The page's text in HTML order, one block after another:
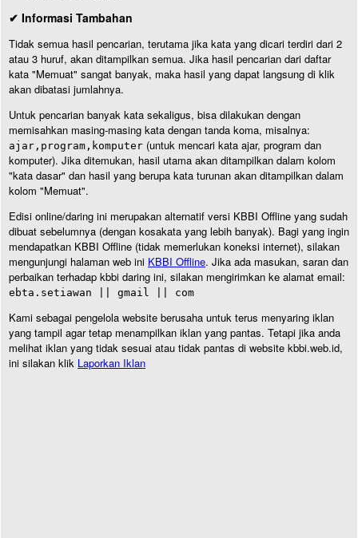
✔ Informasi Tambahan
Tidak semua hasil pencarian, terutama jika kata yang dicari terdiri dari 2
atau 3 huruf, akan ditampilkan semua. Jika hasil pencarian dari daftar
kata "Memuat" sangat banyak, maka hasil yang dapat langsung di klik
akan dibatasi jumlahnya.
Untuk pencarian banyak kata sekaligus, bisa dilakukan dengan
memisahkan masing-masing kata dengan tanda koma, misalnya:
ajar,program,komputer (untuk mencari kata ajar, program dan
komputer). Jika ditemukan, hasil utama akan ditampilkan dalam kolom
"kata dasar" dan hasil yang berupa kata turunan akan ditampilkan dalam
kolom "Memuat".
Edisi online/daring ini merupakan alternatif versi KBBI Offline yang sudah
dibuat sebelumnya (dengan kosakata yang lebih banyak). Bagi yang ingin
mendapatkan KBBI Offline (tidak memerlukan koneksi internet), silakan
mengunjungi halaman web ini KBBI Offline. Jika ada masukan, saran dan
perbaikan terhadap kbbi daring ini, silakan mengirimkan ke alamat email:
ebta.setiawan || gmail || com
Kami sebagai pengelola website berusaha untuk terus menyaring iklan
yang tampil agar tetap menampilkan iklan yang pantas. Tetapi jika anda
melihat iklan yang tidak sesuai atau tidak pantas di website kbbi.web.id,
ini silakan klik Laporkan Iklan